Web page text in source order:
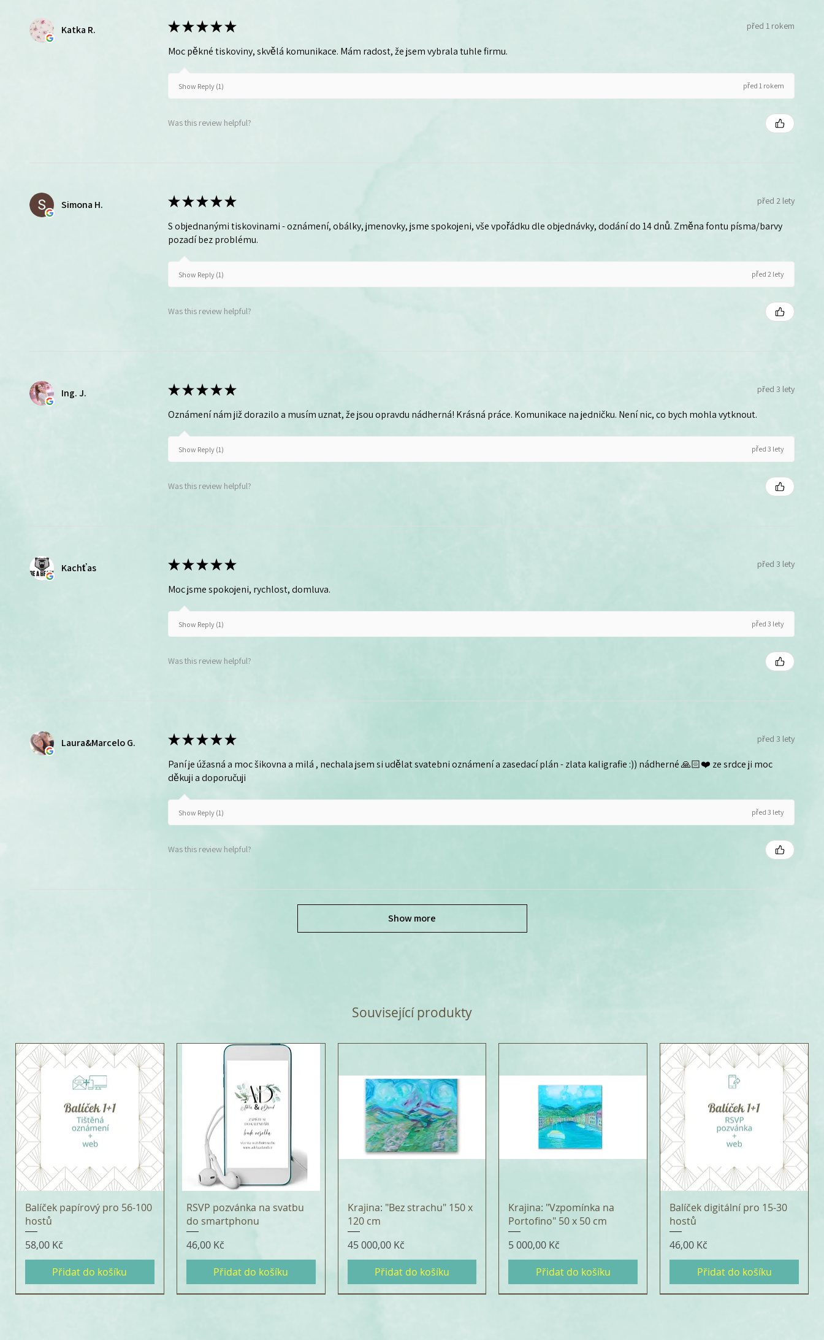
Katka R. ★★★★★ před 1 rokem
Moc pěkné tiskoviny, skvělá komunikace. Mám radost, že jsem vybrala tuhle firmu.
Show Reply (1) před 1 rokem
Was this review helpful?
Simona H. ★★★★★ před 2 lety
S objednanými tiskovinami - oznámení, obálky, jmenovky, jsme spokojeni, vše vpořádku dle objednávky, dodání do 14 dnů. Změna fontu písma/barvy
pozadí bez problému.
Show Reply (1) před 2 lety
Was this review helpful?
Ing. J. ★★★★★ před 3 lety
Oznámení nám již dorazilo a musím uznat, že jsou opravdu nádherná! Krásná práce. Komunikace na jedničku. Není nic, co bych mohla vytknout.
Show Reply (1) před 3 lety
Was this review helpful?
Kachťas ★★★★★ před 3 lety
Moc jsme spokojeni, rychlost, domluva.
Show Reply (1) před 3 lety
Was this review helpful?
Laura&Marcelo G. ★★★★★ před 3 lety
Paní je úžasná a moc šikovna a milá , nechala jsem si udělat svatebni oznámení a zasedací plán - zlata kaligrafie :)) nádherné 🙏🏻❤️ ze srdce ji moc
děkuji a doporučuji
Show Reply (1) před 3 lety
Was this review helpful?
Show more
Související produkty
Balíček papírový pro 56-100
hostů
Cena
58,00 Kč
Přidat do košíku
RSVP pozvánka na svatbu
do smartphonu
Cena
46,00 Kč
Přidat do košíku
Krajina: "Bez strachu" 150 x
120 cm
Cena
45 000,00 Kč
Přidat do košíku
Krajina: "Vzpomínka na
Portofino" 50 x 50 cm
Cena
5 000,00 Kč
Přidat do košíku
Balíček digitální pro 15-30
hostů
Cena
46,00 Kč
Přidat do košíku